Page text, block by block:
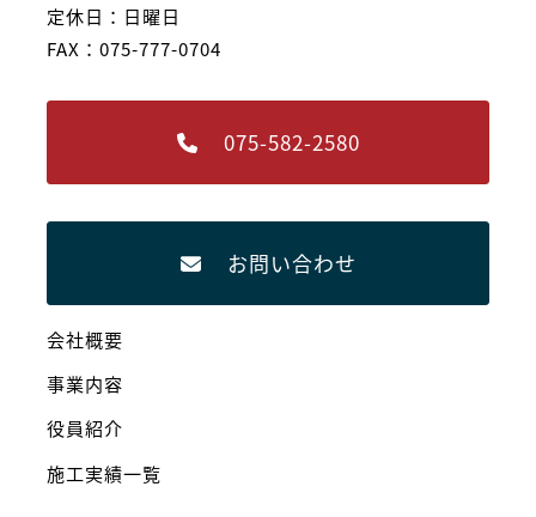
定休日：日曜日
FAX：075-777-0704
075-582-2580
お問い合わせ
会社概要
事業内容
役員紹介
施工実績一覧